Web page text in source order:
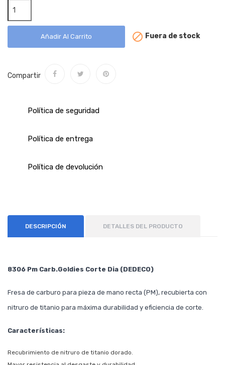
Añadir Al Carrito  Fuera de stock
Compartir
Política de seguridad
Política de entrega
Política de devolución
DESCRIPCIÓN DETALLES DEL PRODUCTO
8306 Pm Carb.Goldies Corte Dia (DEDECO)
Fresa de carburo para pieza de mano recta (PM), recubierta con
nitruro de titanio para máxima durabilidad y eficiencia de corte.
Características:
Recubrimiento de nitruro de titanio dorado.